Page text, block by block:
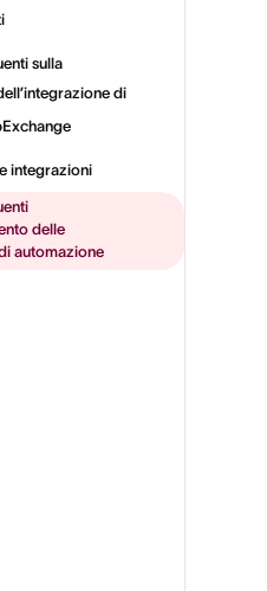
sulla
di
integrazioni
delle
automazione